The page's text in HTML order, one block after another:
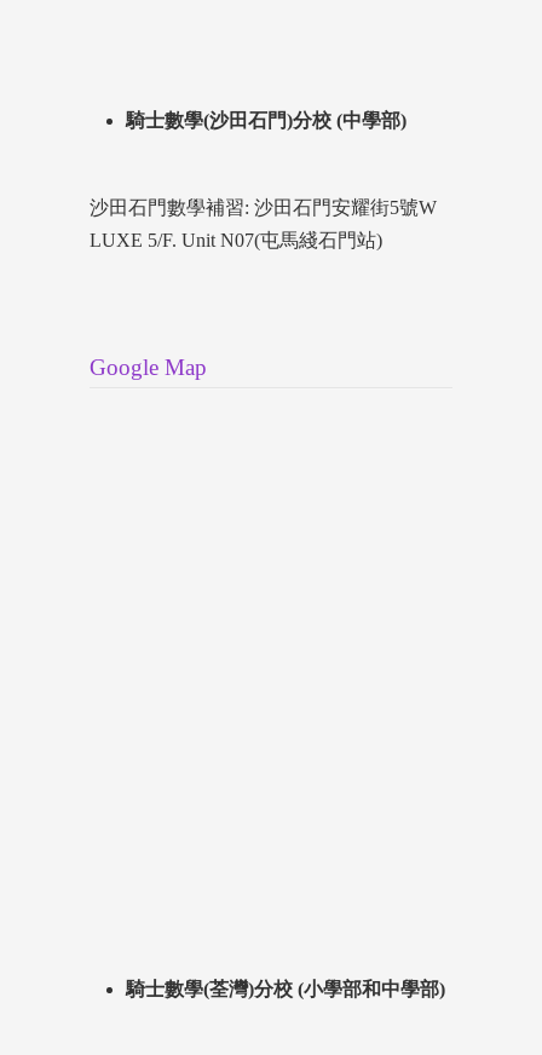
騎士數學(沙田石門)分校 (中學部)
沙田石門數學補習: 沙田石門安耀街5號W
LUXE 5/F. Unit N07(屯馬綫石門站)
Google Map
騎士數學(荃灣)分校 (小學部和中學部)